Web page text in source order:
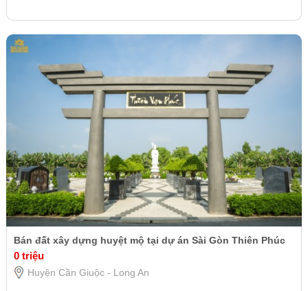
Bán đất xây dựng huyệt mộ tại dự án Sài Gòn Thiên Phúc
0 triệu
Huyện Cần Giuộc - Long An